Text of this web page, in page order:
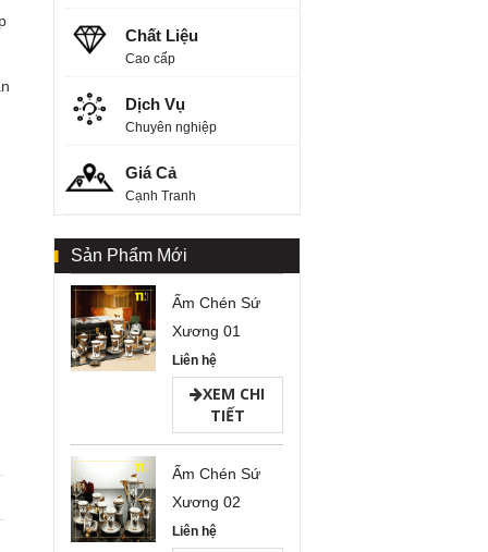
Chất Liệu
Cao cấp
Dịch Vụ
Chuyên nghiệp
Giá Cả
Cạnh Tranh
Sản Phẩm Mới
Ấm Chén Sứ
Xương 01
Liên hệ
XEM CHI
TIẾT
Ấm Chén Sứ
Xương 02
Liên hệ